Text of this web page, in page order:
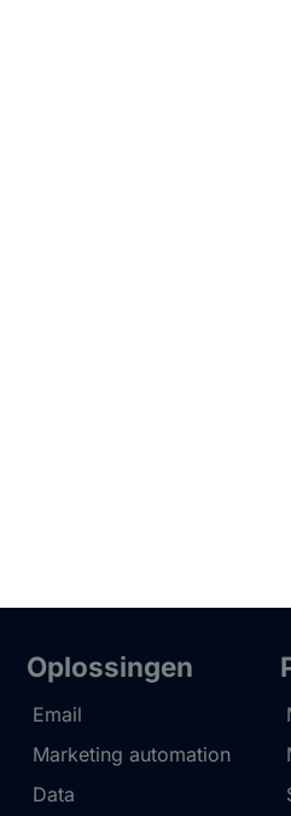
Oplossingen
Email
Marketing automation
Data